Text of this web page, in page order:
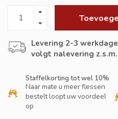
Levering 2-3
volgt nalevering z.s.m.
Staffelkorting tot wel 10%
Naar mate u meer flessen
bestelt loopt uw voordeel
op